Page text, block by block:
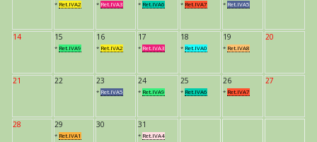
* Ret.IVA2 * Ret.IVA3 * Ret.IVA6 * Ret.IVA7 * Ret.IVA5
14 15
* Ret.IVA9
16
* Ret.IVA2
17
* Ret.IVA3
18
* Ret.IVA0
19
* Ret.IVA8
20
21 22 23
* Ret.IVA5
24
* Ret.IVA9
25
* Ret.IVA6
26
* Ret.IVA7
27
28 29
* Ret.IVA1
30 31
* Ret.IVA4